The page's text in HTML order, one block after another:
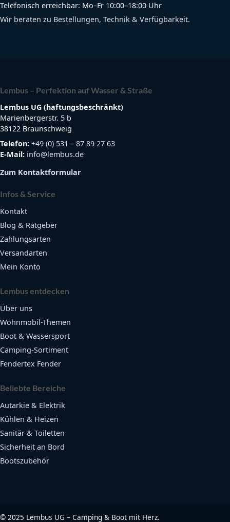
Telefonisch erreichbar: Mo–Fr 10:00–18:00 Uhr
Wir beraten zu Bestellungen, Technik & Verfügbarkeit.
Lembus – Perfektion auf Wasser & Straße
Lembus UG (haftungsbeschränkt)
Marienbergerstr. 5 b
38122 Braunschweig
Telefon: +49 (0) 531 – 87 89 27 63
E-Mail: info@lembus.de
Zum Kontaktformular
Infos & Service
Kontakt
Blog & Ratgeber
Zahlungsarten
Versandarten
Mein Konto
Lembus entdecken
Über uns
Wohnmobil-Themen
Boot & Wassersport
Camping-Sortiment
Fendertex Fender
Beliebte Bereiche
Autarkie & Elektrik
Kühlen & Heizen
Sanitär & Toiletten
Sicherheit an Bord
Bootszubehör
© 2025 Lembus UG – Camping & Boot mit Herz.